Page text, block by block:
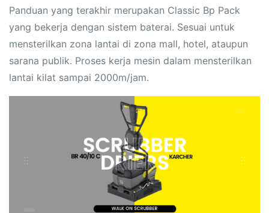
Panduan yang terakhir merupakan Classic Bp Pack
yang bekerja dengan sistem baterai. Sesuai untuk
mensterilkan zona lantai di zona mall, hotel, ataupun
sarana publik. Proses kerja mesin dalam mensterilkan
lantai kilat sampai 2000m/jam.